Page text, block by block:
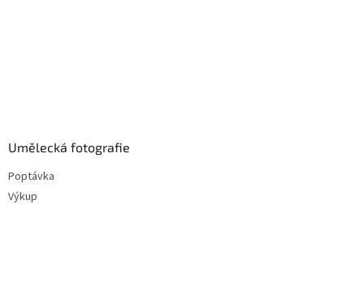
Umělecká fotografie
Poptávka
Výkup